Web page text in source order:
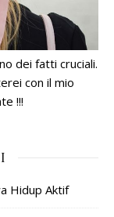
dei fatti cruciali.
con il mio
!!!
Hidup Aktif